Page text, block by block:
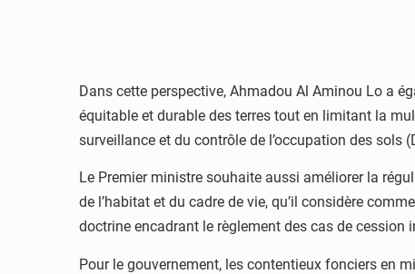
Dans cette perspective, Ahmadou Al Aminou Lo a
équitable et durable des terres tout en limitant la
surveillance et du contrôle de l’occupation des sols
Le Premier ministre souhaite aussi améliorer la
de l’habitat et du cadre de vie, qu’il considère
doctrine encadrant le règlement des cas de cession
Pour le gouvernement, les contentieux fonciers en